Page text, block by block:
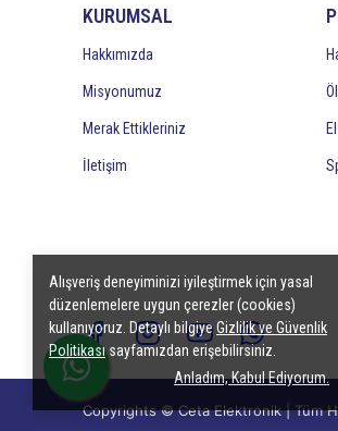
Alışveriş deneyiminizi iyileştirmek için yasal
düzenlemelere uygun çerezler (cookies)
kullanıyoruz. Detaylı bilgiyeGizlilik ve Güvenlik
Politikasısayfamızdan erişebilirsiniz.
Anladım, Kabul Ediyorum.
KURUMSAL
Hakkımızda
Misyonumuz
Merak Ettikleriniz
İletişim
Copyrights © Ceta Elektronik | Tüm